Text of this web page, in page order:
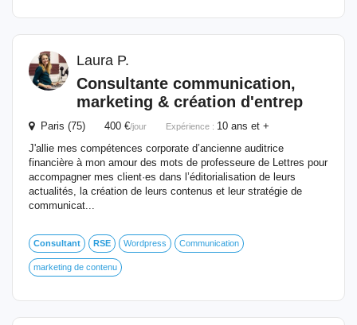
Laura P.
Consultante communication,
marketing & création d'entrep
Paris (75) 400 €/jour Expérience : 10 ans et +
J'allie mes compétences corporate d’ancienne auditrice
financière à mon amour des mots de professeure de Lettres pour
accompagner mes client·es dans l’éditorialisation de leurs
actualités, la création de leurs contenus et leur stratégie de
communicat...
Consultant RSE Wordpress Communication
marketing de contenu